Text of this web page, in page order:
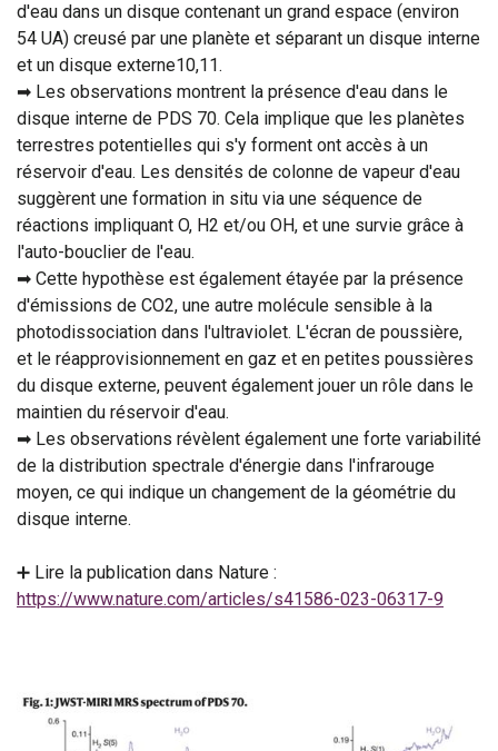
d'eau dans un disque contenant un grand espace (environ
54 UA) creusé par une planète et séparant un disque interne
et un disque externe10,11.
➡ Les observations montrent la présence d'eau dans le
disque interne de PDS 70. Cela implique que les planètes
terrestres potentielles qui s'y forment ont accès à un
réservoir d'eau. Les densités de colonne de vapeur d'eau
suggèrent une formation in situ via une séquence de
réactions impliquant O, H2 et/ou OH, et une survie grâce à
l'auto-bouclier de l'eau.
➡ Cette hypothèse est également étayée par la présence
d'émissions de CO2, une autre molécule sensible à la
photodissociation dans l'ultraviolet. L'écran de poussière,
et le réapprovisionnement en gaz et en petites poussières
du disque externe, peuvent également jouer un rôle dans le
maintien du réservoir d'eau.
➡ Les observations révèlent également une forte variabilité
de la distribution spectrale d'énergie dans l'infrarouge
moyen, ce qui indique un changement de la géométrie du
disque interne.
➕ Lire la publication dans Nature :
https://www.nature.com/articles/s41586-023-06317-9